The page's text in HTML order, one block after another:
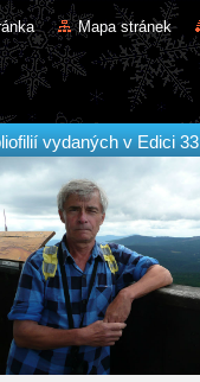
Mapa stránek
vydaných v Edici 33